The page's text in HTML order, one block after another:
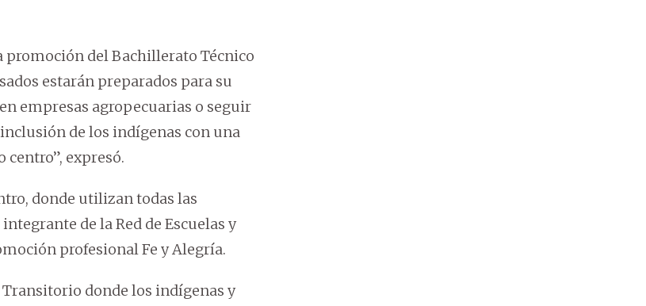
del Bachillerato Técnico
estarán preparados para su
empresas agropecuarias o seguir
de los indígenas con una
expresó.
donde utilizan todas las
de la Red de Escuelas y
profesional Fe y Alegría.
donde los indígenas y